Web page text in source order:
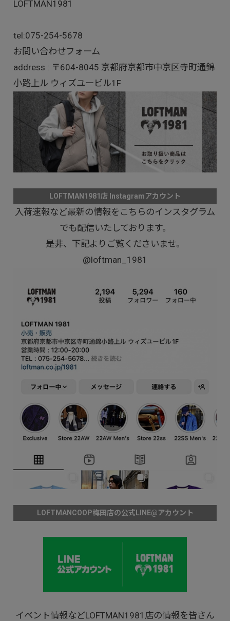
LOFTMAN1981
tel:075-254-5678
お問い合わせフォーム
address : 〒604-8045 京都府京都市中京区寺町通錦
小路上ル ウィズユービル1F
LOFTMAN1981店 Instagramアカウント
入荷速報など最新の情報をこちらのインスタグラム
でも配信いたしております。
是非、下記よりご覧くださいませ。
@loftman_1981
LOFTMANCOOP梅田店の公式LINE@アカウント
イベント情報などLOFTMAN1981店の情報を皆さん